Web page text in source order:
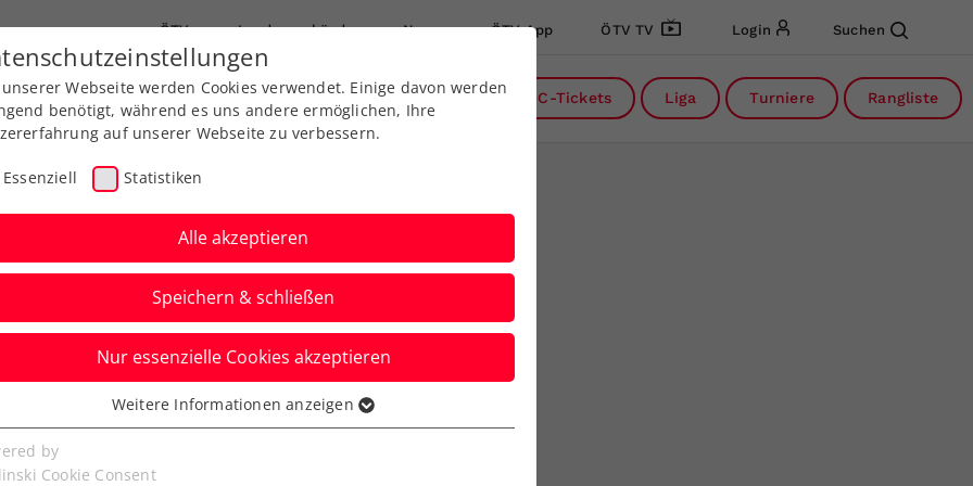
ÖTV Landesverbände News ÖTV App ÖTV TV Login Suchen
Ausbildung Services Über uns FAQ DC-Tickets Liga Turniere Rangliste
um Schwärzler
Webseite werden Cookies verwendet. Einige davon werden
benötigt, während es uns andere ermöglichen, Ihre
auf unserer Webseite zu verbessern.
Essenziell Statistiken
Alle akzeptieren
Speichern & schließen
Nur essenzielle Cookies akzeptieren
Cookies werden für grundlegende Funktionen der
benötigt. Dadurch ist gewährleistet, dass die Webseite
Weitere Informationen anzeigen
by
Cookie Consent